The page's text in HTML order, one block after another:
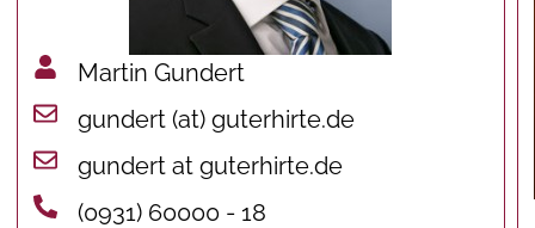
Martin Gundert
gundert (at) guterhirte.de
gundert at guterhirte.de
(0931) 60000 - 18